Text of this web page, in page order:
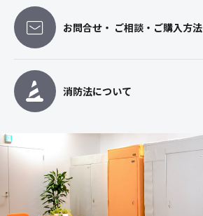
お問合せ・ ご相談・ご購入方法
消防法について